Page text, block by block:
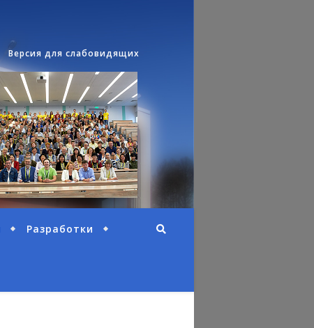
Версия для слабовидящих
Разработки